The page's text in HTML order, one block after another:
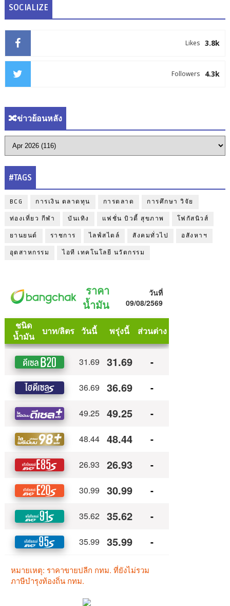
SOCIALIZE
3.8k
Likes
4.3k
Followers
🔀ข่าวย้อนหลัง
#TAGS
BCG การเงิน ตลาดทุน การตลาด การศึกษา วิจัย
ท่องเที่ยว กีฬา บันเทิง แฟชั่น บิวตี้ สุขภาพ โฟกัสนิวส์
ยานยนต์ ราชการ ไลฟ์สไตล์ สังคมทั่วไป อสังหาฯ
อุตสาหกรรม ไอที เทคโนโลยี นวัตกรรม